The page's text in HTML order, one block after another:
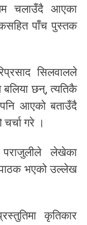
चलाउँदै आएका
पाँच पुस्तक
सिलवालले
बलिया छन्, त्यतिकै
आएको बताउँदै
गरे ।
पराजुलीले लेखेका
पाठक भएको उल्लेख
कृतिकार